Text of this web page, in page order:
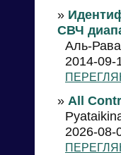
»
СВЧ
Аль-
2014-09-
» All
2026-08-